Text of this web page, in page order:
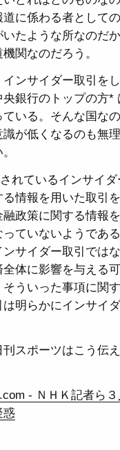
道に係わる者として
いたような所なのだ
関なのだろう。
ンサイダー取引を
央銀行のトップの方*
いる。そんな国な
が低くなるのも無
れているインサイ
情報を用いた取引
融政策に関する情報
ていないようである
サイダー取引では
体に影響を与える
そういった事項に関
は明らかにインサイ
スポーツはこう伝え
- ＮＨＫ記者ら
惑